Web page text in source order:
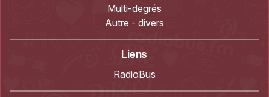
Multi-degrés
Autre - divers
Liens
RadioBus